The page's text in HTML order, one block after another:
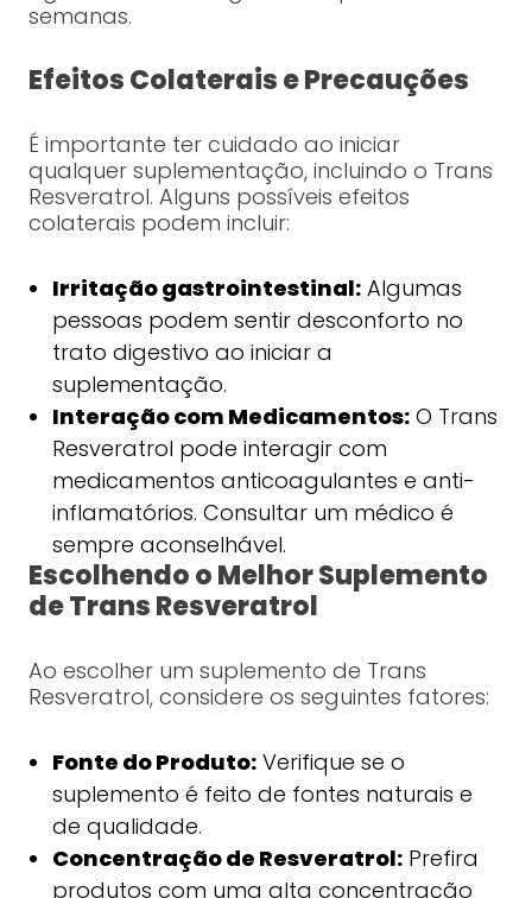
semanas.
Efeitos Colaterais e Precauções
É importante ter cuidado ao iniciar
qualquer suplementação, incluindo o Trans
Resveratrol. Alguns possíveis efeitos
colaterais podem incluir:
Irritação gastrointestinal:Algumas
pessoas podem sentir desconforto no
trato digestivo ao iniciar a
suplementação.
Interação com Medicamentos:O Trans
Resveratrol pode interagir com
medicamentos anticoagulantes e anti-
inflamatórios. Consultar um médico é
sempre aconselhável.
Escolhendo o Melhor Suplemento
de Trans Resveratrol
Ao escolher um suplemento de Trans
Resveratrol, considere os seguintes fatores:
Fonte do Produto:Verifique se o
suplemento é feito de fontes naturais e
de qualidade.
Concentração de Resveratrol:Prefira
produtos com uma alta concentração